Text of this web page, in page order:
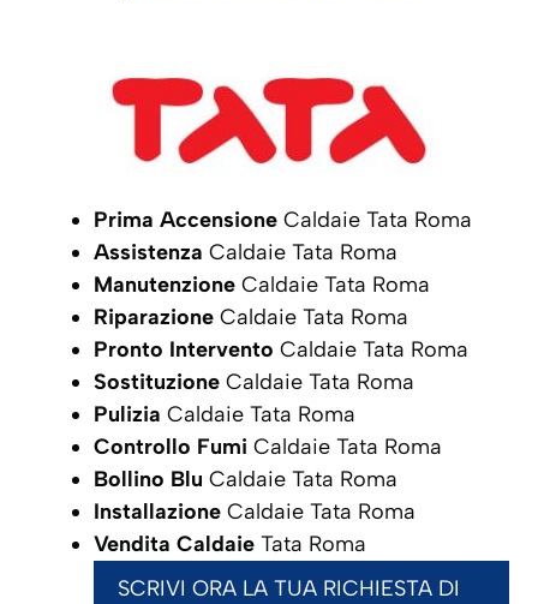
Prima Accensione Caldaie Tata Roma
Assistenza Caldaie Tata Roma
Manutenzione Caldaie Tata Roma
Riparazione Caldaie Tata Roma
Pronto Intervento Caldaie Tata Roma
Sostituzione Caldaie Tata Roma
Pulizia Caldaie Tata Roma
Controllo Fumi Caldaie Tata Roma
Bollino Blu Caldaie Tata Roma
Installazione Caldaie Tata Roma
Vendita Caldaie Tata Roma
SCRIVI ORA LA TUA RICHIESTA DI